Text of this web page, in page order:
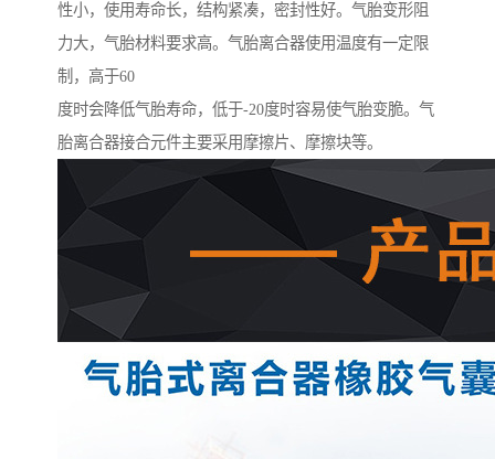
性小，使用寿命长，结构紧凑，密封性好。气胎变形阻
力大，气胎材料要求高。气胎离合器使用温度有一定限
制，高于60
度时会降低气胎寿命，低于-20度时容易使气胎变脆。气
胎离合器接合元件主要采用摩擦片、摩擦块等。